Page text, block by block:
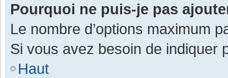
Pourquoi ne puis-je pas
Le nombre d’options maximum
Si vous avez besoin de indiquer
Haut